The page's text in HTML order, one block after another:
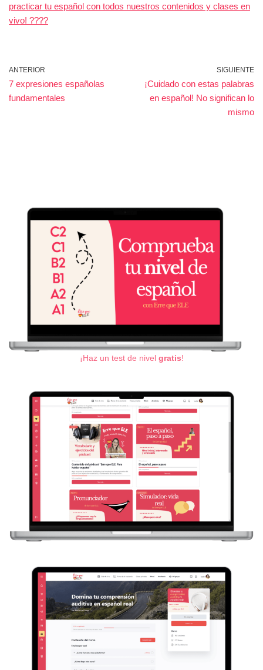
practicar tu español con todos nuestros contenidos y clases en
vivo! ????
ANTERIOR
7 expresiones españolas
fundamentales
SIGUIENTE
¡Cuidado con estas palabras
en español! No significan lo
mismo
¡Haz un test de nivel gratis!